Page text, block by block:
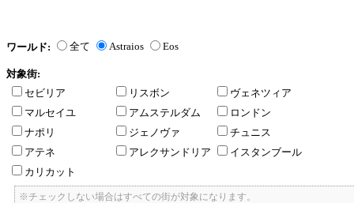
ワールド: 全て Astraios Eos
対象街:
セビリア
リスボン
ヴェネツィア
マルセイユ
アムステルダム
ロンドン
ナポリ
ジェノヴァ
チュニス
アテネ
アレクサンドリア
イスタンブール
カリカット
※チェックしない場合はすべての街が対象になります。